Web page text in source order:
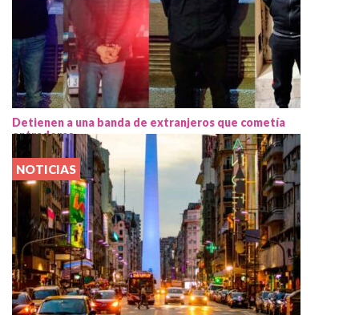
Detienen a una banda de extranjeros que cometía
entraderas
NOTICIAS